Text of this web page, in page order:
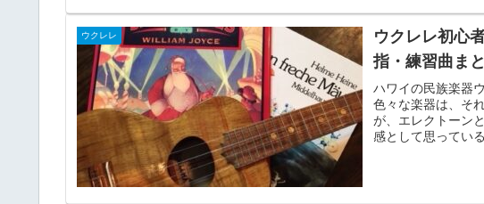
ウクレレ
ウクレレ初心
指・練習曲ま
ハワイの民族楽器
色々な楽器は、そ
が、エレクトーン
感として思ってい